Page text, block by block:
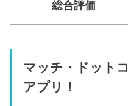
総合評価
マッチ・ドット
アプリ！